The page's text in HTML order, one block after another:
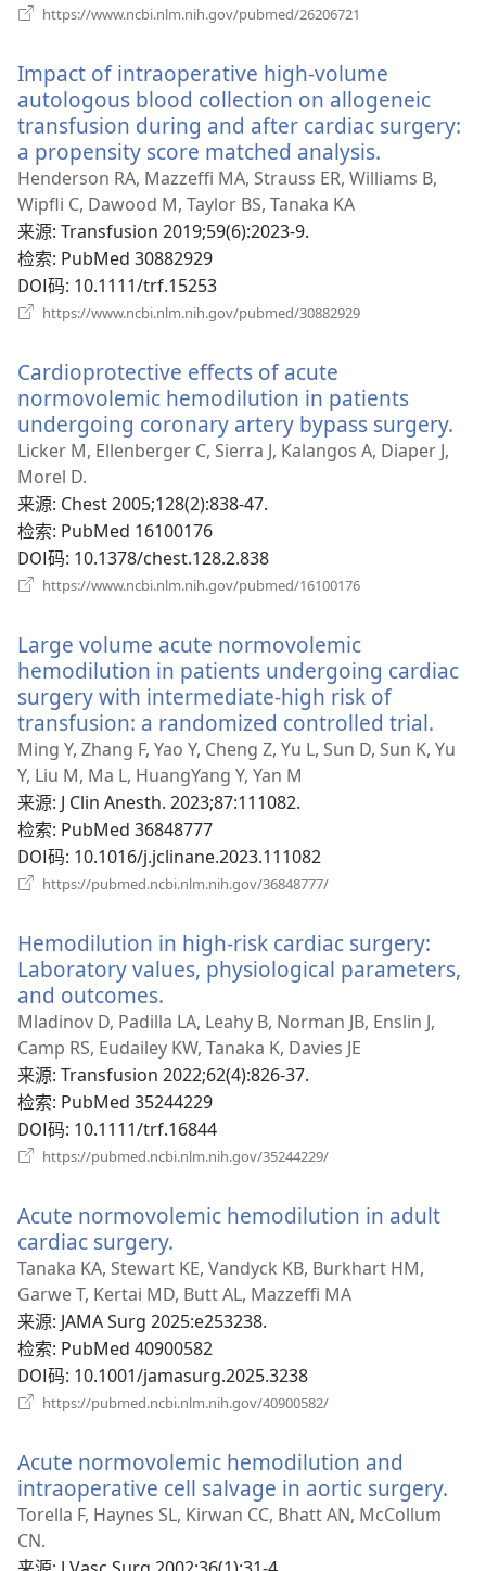
https://www.ncbi.nlm.nih.gov/pubmed/26206721
窗
口）
Impact of intraoperative high-volume
autologous blood collection on allogeneic
transfusion during and after cardiac surgery:
a propensity score matched analysis.
开
Henderson RA, Mazzeffi MA, Strauss ER, Williams B,
Wipfli C, Dawood M, Taylor BS, Tanaka KA
来源‎: Transfusion 2019;59(6):2023-9.
检索‎: PubMed 30882929
DOI码‎: 10.1111/trf.15253
https://www.ncbi.nlm.nih.gov/pubmed/30882929
口）
Cardioprotective effects of acute
normovolemic hemodilution in patients
undergoing coronary artery bypass surgery.
Licker M, Ellenberger C, Sierra J, Kalangos A, Diaper J,
Morel D.
来源‎: Chest 2005;128(2):838-47.
检索‎: PubMed 16100176
DOI码‎: 10.1378/chest.128.2.838
https://www.ncbi.nlm.nih.gov/pubmed/16100176
窗
口）
Large volume acute normovolemic
hemodilution in patients undergoing cardiac
surgery with intermediate-high risk of
transfusion: a randomized controlled trial.
开
Ming Y, Zhang F, Yao Y, Cheng Z, Yu L, Sun D, Sun K, Yu
Y, Liu M, Ma L, HuangYang Y, Yan M
来源‎: J Clin Anesth. 2023;87:111082.
检索‎: PubMed 36848777
DOI码‎: 10.1016/j.jclinane.2023.111082
https://pubmed.ncbi.nlm.nih.gov/36848777/
窗
口）
Hemodilution in high-risk cardiac surgery:
Laboratory values, physiological parameters,
and outcomes.
开
新
窗
口）
Mladinov D, Padilla LA, Leahy B, Norman JB, Enslin J,
Camp RS, Eudailey KW, Tanaka K, Davies JE
来源‎: Transfusion 2022;62(4):826-37.
检索‎: PubMed 35244229
DOI码‎: 10.1111/trf.16844
https://pubmed.ncbi.nlm.nih.gov/35244229/
窗
Acute normovolemic hemodilution in adult
cardiac surgery.
开
新
窗
口）
Tanaka KA, Stewart KE, Vandyck KB, Burkhart HM,
Garwe T, Kertai MD, Butt AL, Mazzeffi MA
来源‎: JAMA Surg 2025:e253238.
检索‎: PubMed 40900582
DOI码‎: 10.1001/jamasurg.2025.3238
https://pubmed.ncbi.nlm.nih.gov/40900582/
窗
口）
Acute normovolemic hemodilution and
intraoperative cell salvage in aortic surgery.
Torella F, Haynes SL, Kirwan CC, Bhatt AN, McCollum
CN.